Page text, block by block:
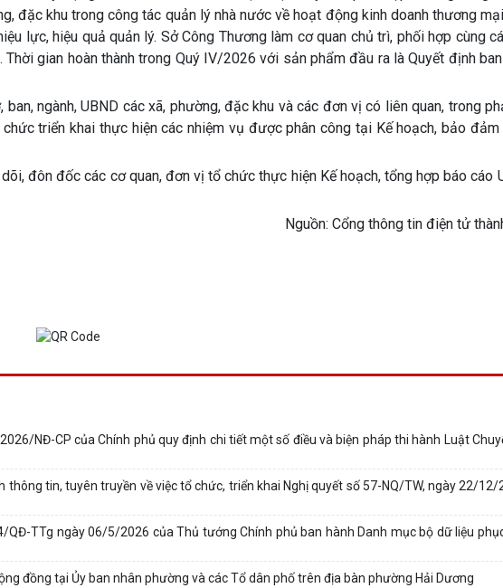
đặc khu trong công tác quản lý nhà nước về hoạt động kinh doanh thương
lực, hiệu quả quản lý. Sở Công Thương làm cơ quan chủ trì, phối hợp cùng
Thời gian hoàn thành trong Quý IV/2026 với sản phẩm đầu ra là Quyết định
ngành, UBND các xã, phường, đặc khu và các đơn vị có liên quan, trong
triển khai thực hiện các nhiệm vụ được phân công tại Kế hoạch, bảo đảm
đôn đốc các cơ quan, đơn vị tổ chức thực hiện Kế hoạch, tổng hợp báo cáo
tin điện tử thành
NĐ-CP của Chính phủ quy định chi tiết một số điều và biện pháp thi hành Luật
thông tin, tuyên truyền về việc tổ chức, triển khai Nghị quyết số 57-NQ/TW, ngày 22/12/
QĐ-TTg ngày 06/5/2026 của Thủ tướng Chính phủ ban hành Danh mục bộ dữ liệu
đồng tại Ủy ban nhân phường và các Tổ dân phố trên địa bàn phường Hải Dương